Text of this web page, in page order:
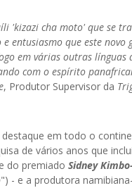
'kizazi cha moto' que se
entusiasmo que este
em várias outras
com o espírito
, Produtor Supervisor da
em todo o
de vários anos que
do premiado Sidney
") - e a produtora